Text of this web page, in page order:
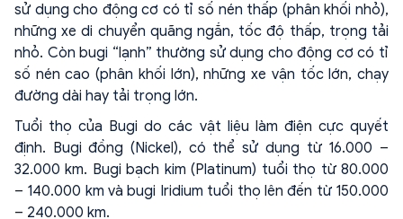
sử dụng cho động cơ có tỉ số nén thấp (phân khối nhỏ),
những xe di chuyển quãng ngắn, tốc độ thấp, trọng tải
nhỏ. Còn bugi “lạnh” thường sử dụng cho động cơ có tỉ
số nén cao (phân khối lớn), những xe vận tốc lớn, chạy
đường dài hay tải trọng lớn.
Tuổi thọ của Bugi do các vật liệu làm điện cực quyết
định. Bugi đồng (Nickel), có thể sử dụng từ 16.000 –
32.000 km. Bugi bạch kim (Platinum) tuổi thọ từ 80.000
– 140.000 km và bugi Iridium tuổi thọ lên đến từ 150.000
– 240.000 km.